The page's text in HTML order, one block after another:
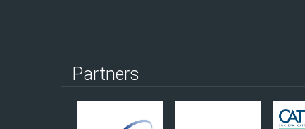
Partners